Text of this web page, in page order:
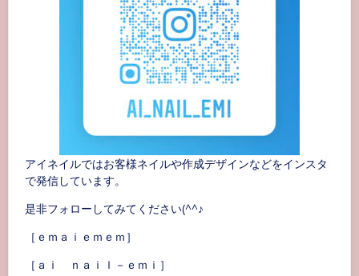
アイネイルではお客様ネイルや作成デザインなどをインスタ
で発信しています。
是非フォローしてみてください(^^♪
［ｅｍａｉｅｍｅｍ］
［ａｉ ｎａｉｌ－ｅｍｉ］